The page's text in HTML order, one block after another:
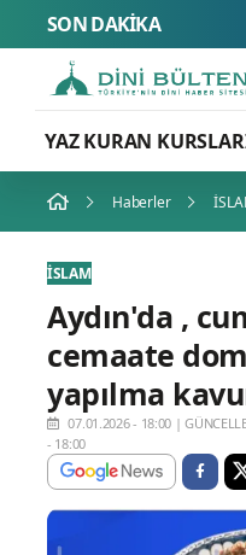
SON DAKİKA
YAZ KURAN
Haberler
İSLAM
Aydın'da ,
cemaate
yapılma
07.01.2026 - 18:00 |
- 18:00